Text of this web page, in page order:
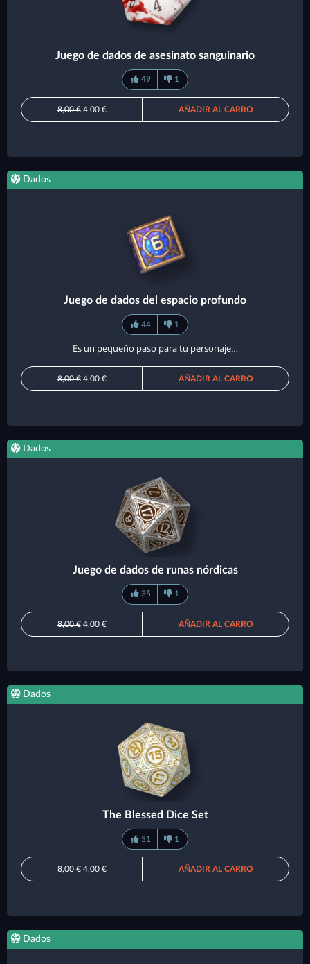
Juego de dados de asesinato sanguinario
49 1
8,00 €4,00 € AÑADIR AL CARRO
Dados
Juego de dados del espacio profundo
44 1
Es un pequeño paso para tu personaje…
8,00 €4,00 € AÑADIR AL CARRO
Dados
Juego de dados de runas nórdicas
35 1
8,00 €4,00 € AÑADIR AL CARRO
Dados
The Blessed Dice Set
31 1
8,00 €4,00 € AÑADIR AL CARRO
Dados